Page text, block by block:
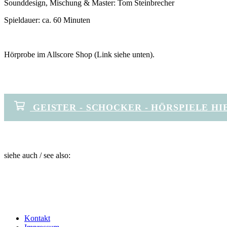
Sounddesign, Mischung & Master: Tom Steinbrecher
Spieldauer: ca. 60 Minuten
Hörprobe im Allscore Shop (Link siehe unten).
GEISTER - SCHOCKER - HÖRSPIELE
siehe auch / see also:
Kontakt